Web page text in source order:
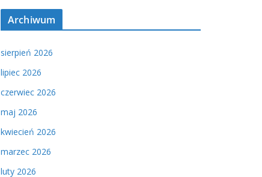
Archiwum
sierpień 2026
lipiec 2026
czerwiec 2026
maj 2026
kwiecień 2026
marzec 2026
luty 2026